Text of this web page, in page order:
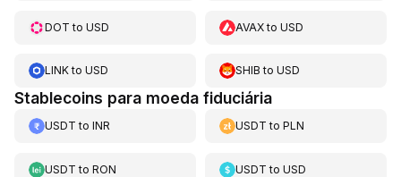
DOT to USD AVAXtoUSD
LINKto USD SHIB toUSD
Stablecoins para moeda fiduciária
USDT to INR USDT toPLN
USDT to RON USDT toUSD